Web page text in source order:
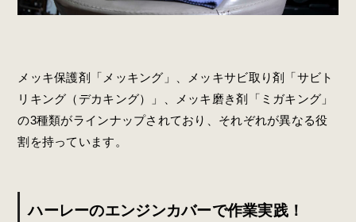
メッキ保護剤「メッキング」、メッキサビ取り剤「サビト
リキング（デカキング）」、メッキ磨き剤「ミガキング」
の3種類がラインナップされており、それぞれが異なる役
割を持っています。
ハーレーのエンジンカバーで作業実践！